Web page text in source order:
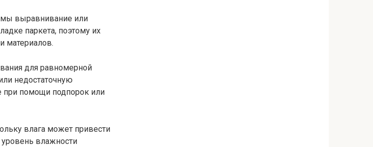
выравнивание или
паркета, поэтому их
материалов.
для равномерной
недостаточную
при помощи подпорок или
влага может привести
влажности